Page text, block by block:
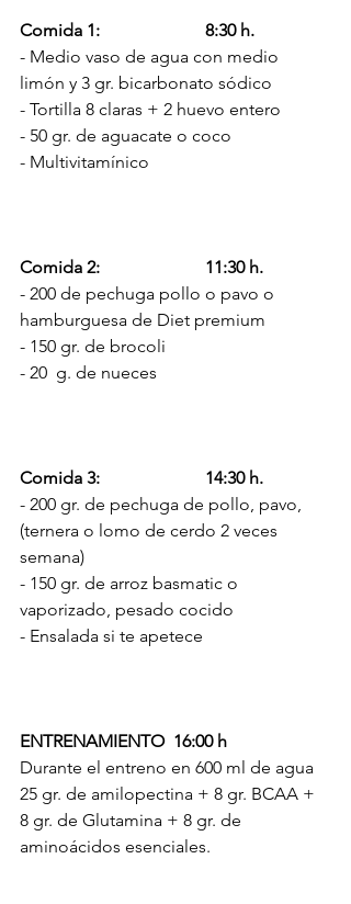
Comida 1:
8:30 h.
- Medio vaso de agua con medio
limón y 3 gr. bicarbonato sódico
- Tortilla 8 claras + 2 huevo entero
- 50 gr. de aguacate o coco
- Multivitamínico
Comida 2:                        11:30 h.
- 200 de pechuga pollo o pavo o
hamburguesa de Diet premium
- 150 gr. de brocoli
- 20  g. de nueces
Comida 3:                        14:30 h.
- 200 gr. de pechuga de pollo, pavo,
(ternera o lomo de cerdo 2 veces
semana)
- 150 gr. de arroz basmatic o
vaporizado, pesado cocido
- Ensalada si te apetece
ENTRENAMIENTO  16:00 h
Durante el entreno en 600 ml de agua
25 gr. de amilopectina + 8 gr. BCAA +
8 gr. de Glutamina + 8 gr. de
aminoácidos esenciales.